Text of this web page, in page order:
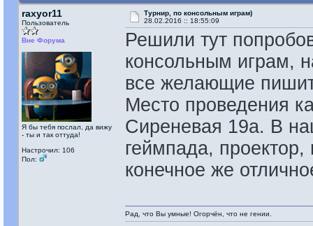
raxyor11
Пользователь
Вне Форума
Я бы тебя послал, да вижу
- ты и так оттуда!
Настрочил: 106
Пол:
Турнир, по консольным играм)
28.02.2016 :: 18:55:09
Решили тут
консольным играм,
все желающие
Место проведения
Сиреневая 19а. В
геймпада,
конечное же
Рад, что Вы умные! Огорчён, что не гении.